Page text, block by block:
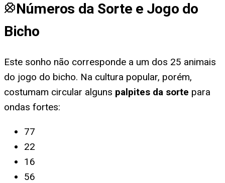
Números da Sorte e Jogo do
Bicho
Este sonho não corresponde a um dos 25 animais
do jogo do bicho. Na cultura popular, porém,
costumam circular alguns palpites da sorte para
ondas fortes:
77
22
16
56